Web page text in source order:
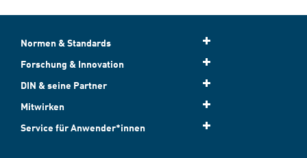
Normen & Standards
Forschung & Innovation
DIN & seine Partner
Mitwirken
Service für Anwender*innen